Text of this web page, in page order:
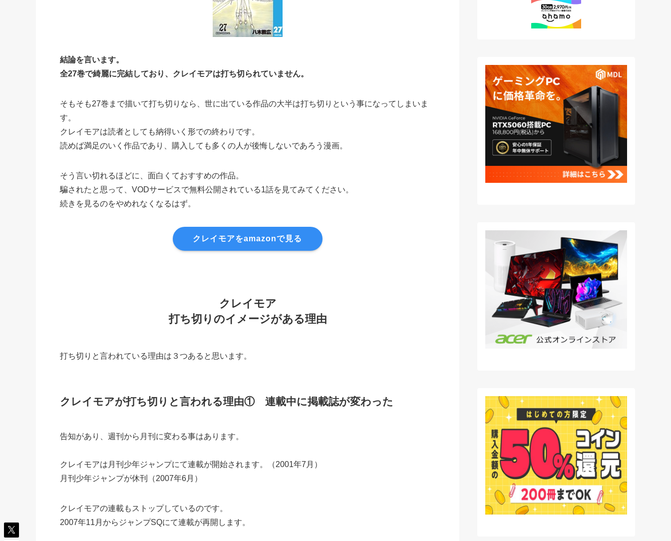
結論を言います。
全27巻で綺麗に完結しており、クレイモアは打ち切られていません。
そもそも27巻まで描いて打ち切りなら、世に出ている作品の大半は打ち切りという事になってしまいま
す。
クレイモアは読者としても納得いく形での終わりです。
読めば満足のいく作品であり、購入しても多くの人が後悔しないであろう漫画。
そう言い切れるほどに、面白くておすすめの作品。
騙されたと思って、VODサービスで無料公開されている1話を見てみてください。
続きを見るのをやめれなくなるはず。
クレイモアをamazonで見る
クレイモア
打ち切りのイメージがある理由
打ち切りと言われている理由は３つあると思います。
クレイモアが打ち切りと言われる理由① 連載中に掲載誌が変わった
告知があり、週刊から月刊に変わる事はあります。
クレイモアは月刊少年ジャンプにて連載が開始されます。（2001年7月）
月刊少年ジャンプが休刊（2007年6月）
クレイモアの連載もストップしているのです。
2007年11月からジャンプSQにて連載が再開します。